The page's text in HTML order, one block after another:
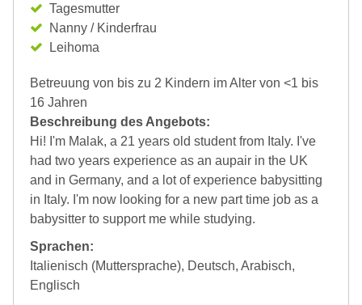
Tagesmutter
Nanny / Kinderfrau
Leihoma
Betreuung von bis zu 2 Kindern im Alter von <1 bis
16 Jahren
Beschreibung des Angebots:
Hi! I'm Malak, a 21 years old student from Italy. I've
had two years experience as an aupair in the UK
and in Germany, and a lot of experience babysitting
in Italy. I'm now looking for a new part time job as a
babysitter to support me while studying.
Sprachen:
Italienisch (Muttersprache), Deutsch, Arabisch,
Englisch